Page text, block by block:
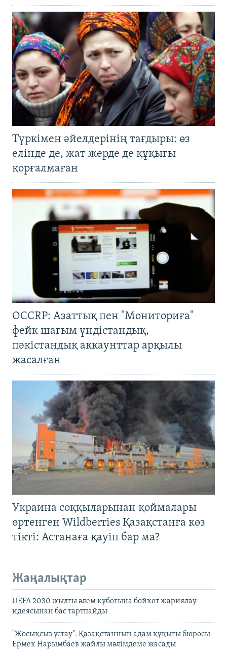
Түркімен әйелдерінің тағдыры: өз
елінде де, жат жерде де құқығы
қорғалмаған
OCCRP: Азаттық пен "Мониториға"
фейк шағым үндістандық,
пәкістандық аккаунттар арқылы
жасалған
Украина соққыларынан қоймалары
өртенген Wildberries Қазақстанға көз
тікті: Астанаға қауіп бар ма?
Жаңалықтар
UEFA 2030 жылғы әлем кубогына бойкот жариялау
идеясынан бас тартпайды
"Жосықсыз ұстау". Қазақстанның адам құқығы бюросы
Ермек Нарымбаев жайлы мәлімдеме жасады